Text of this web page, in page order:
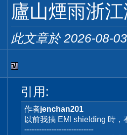
廬山煙雨浙
此文章於 2026-08-
引用:
作者jenchan201
以前我搞 EMI shielding 時，
----------------------------